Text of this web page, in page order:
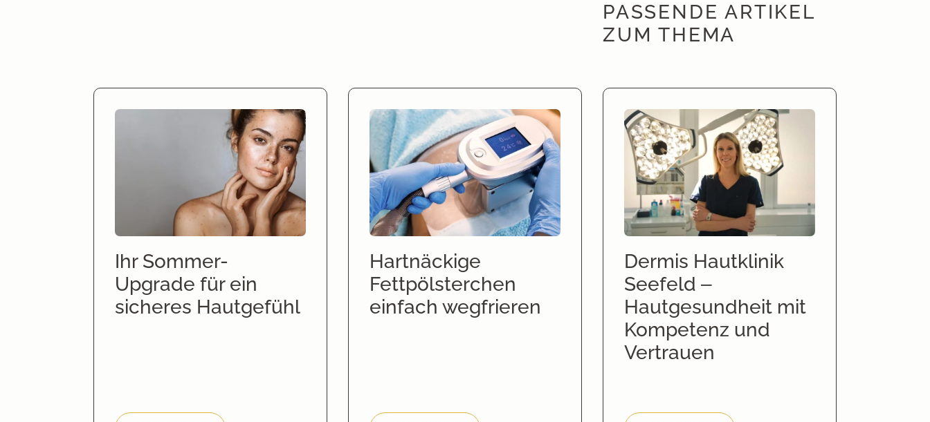
PASSENDE ARTIKEL
ZUM THEMA
Ihr Sommer-
Upgrade für ein
sicheres Hautgefühl
Ihr Sommer-Upgrade für ein sicheres Hautgefühl
Hartnäckige
Fettpölsterchen
einfach wegfrieren
Hartnäckige Fettpölsterchen einfach wegfrieren
Dermis Hautklinik
Seefeld –
Hautgesundheit mit
Kompetenz und
Vertrauen
Dermis Hautklinik Seefeld – Hautgesundheit mit Kompetenz